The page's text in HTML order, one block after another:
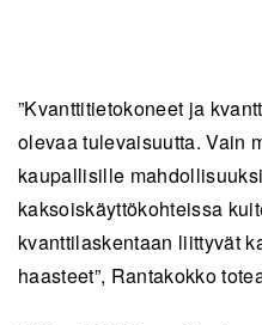
”Kvanttitietokoneet ja
olevaa tulevaisuutta. Vain
kaupallisille
kaksoiskäyttökohteissa
kvanttilaskentaan liittyvät
haasteet”, Rantakokko